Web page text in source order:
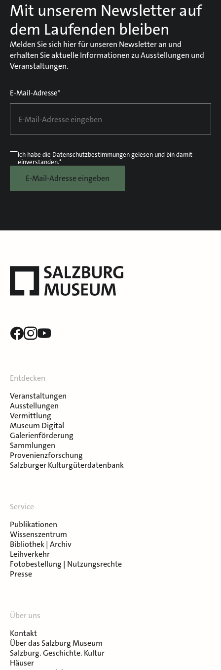
Mit unserem Newsletter auf
dem Laufenden bleiben
Melden Sie sich hier für unseren Newsletter an und
erhalten Sie aktuelle Informationen zu Ausstellungen und
Veranstaltungen.
E-Mail-Adresse*
Ich habe die Datenschutzbestimmungengelesen und bin damit
einverstanden.*
E-Mail-Adresse eingeben
Entdecken
Veranstaltungen
Ausstellungen
Vermittlung
Museum Digital
Galerienförderung
Sammlungen
Provenienzforschung
Salzburger Kulturgüterdatenbank
Service
Publikationen
Wissenszentrum
Bibliothek | Archiv
Leihverkehr
Fotobestellung | Nutzungsrechte
Presse
Über uns
Kontakt
Über das Salzburg Museum
Salzburg. Geschichte. Kultur
Häuser